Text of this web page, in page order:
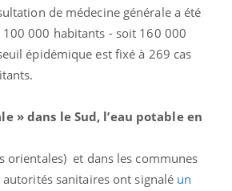
de médecine générale a été
000 habitants - soit 160 000
épidémique est fixé à 269 cas
» dans le Sud, l’eau potable en
orientales) et dans les communes
sanitaires ont signalé un